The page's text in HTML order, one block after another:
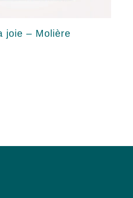
joie – Molière